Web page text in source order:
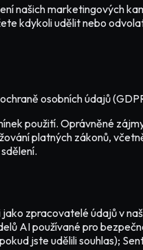
našich marketingových
kdykoli udělit nebo
osobních údajů
použití. Oprávněné
platných zákonů,
zpracovatelé údajů v
AI používané pro
jste udělili souhlas);